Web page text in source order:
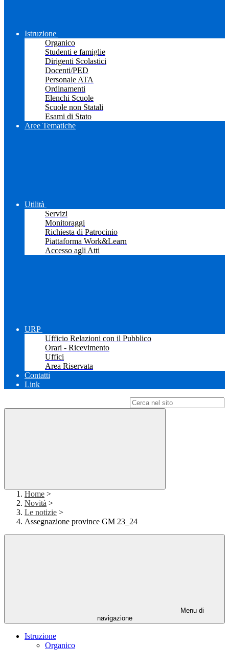
Istruzione
Organico
Studenti e famiglie
Dirigenti Scolastici
Docenti/PED
Personale ATA
Ordinamenti
Elenchi Scuole
Scuole non Statali
Esami di Stato
Aree Tematiche
Utilità
Servizi
Monitoraggi
Richiesta di Patrocinio
Piattaforma Work&Learn
Accesso agli Atti
URP
Ufficio Relazioni con il Pubblico
Orari - Ricevimento
Uffici
Area Riservata
Contatti
Link
Home >
Novità >
Le notizie >
Assegnazione province GM 23_24
Menu di
navigazione
Istruzione
Organico